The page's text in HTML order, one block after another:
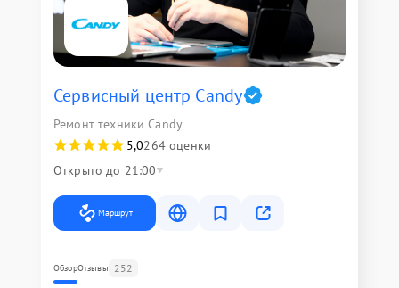
Сервисный центр Candy
Ремонт техники Candy
5,0264 оценки
Открыто до 21:00
Маршрут
ОбзорОтзывы 252